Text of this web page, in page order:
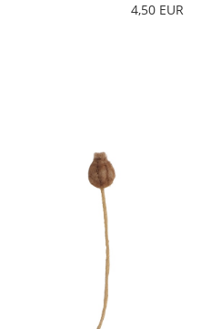
4,50 EUR